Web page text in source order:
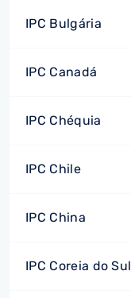
IPC Bulgária
IPC Canadá
IPC Chéquia
IPC Chile
IPC China
IPC Coreia do Sul